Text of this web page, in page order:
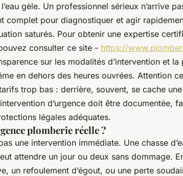
gèle. Un professionnel sérieux n’arrive
complet pour diagnostiquer et agir
saturés. Pour obtenir une expertise
consulter ce site - https://
sur les modalités d’intervention et la
en dehors des heures ouvrées. Attention
trop bas : derrière, souvent, se cache
d’urgence doit être documentée,
légales adéquates.
plomberie réelle ?
une intervention immédiate. Une chasse
attendre un jour ou deux sans dommage.
un refoulement d’égout, ou une perte